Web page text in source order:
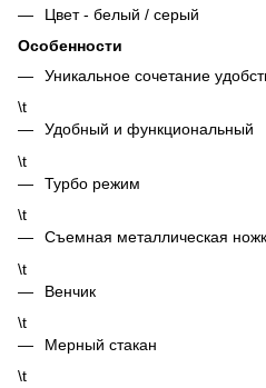
Цвет - белый / серый
Особенности
Уникальное сочетание
\t
Удобный и функциональный
\t
Турбо режим
\t
Съемная металлическая
\t
Венчик
\t
Мерный стакан
\t